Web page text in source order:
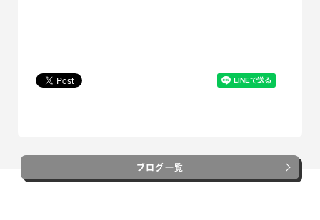
ブログ一覧